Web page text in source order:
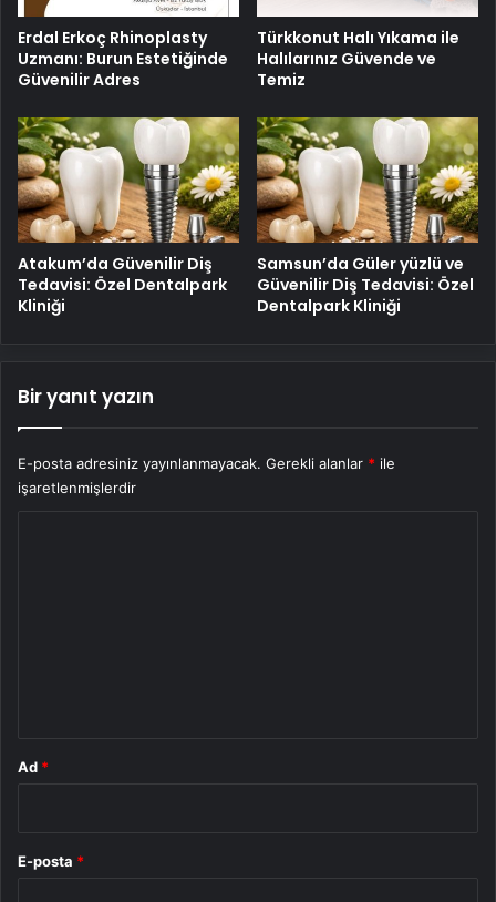
Erdal Erkoç Rhinoplasty
Uzmanı: Burun Estetiğinde
Güvenilir Adres
Türkkonut Halı Yıkama ile
Halılarınız Güvende ve
Temiz
Atakum’da Güvenilir Diş
Tedavisi: Özel Dentalpark
Kliniği
Samsun’da Güler yüzlü ve
Güvenilir Diş Tedavisi: Özel
Dentalpark Kliniği
Bir yanıt yazın
E-posta adresiniz yayınlanmayacak. Gerekli alanlar * ile
işaretlenmişlerdir
Ad *
E-posta *